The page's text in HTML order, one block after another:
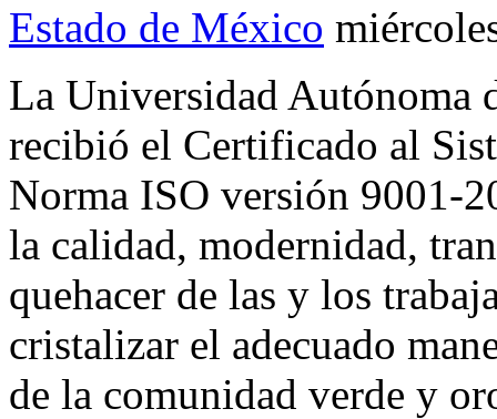
Estado de México
La Universidad
recibió el Certificado al
Norma ISO versión 9001-
la calidad, modernidad,
quehacer de las y los
cristalizar el adecuado
de la comunidad verde y